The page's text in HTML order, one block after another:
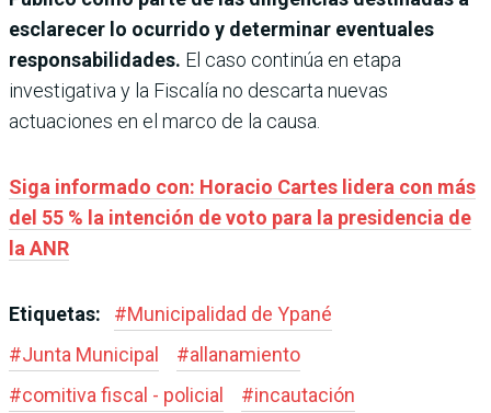
esclarecer lo ocurrido y determinar eventuales
responsabilidades. El caso continúa en etapa
investigativa y la Fiscalía no descarta nuevas
actuaciones en el marco de la causa.
Siga informado con: Horacio Cartes lidera con más
del 55 % la intención de voto para la presidencia de
la ANR
Etiquetas: #Municipalidad de Ypané
#Junta Municipal #allanamiento
#comitiva fiscal - policial #incautación